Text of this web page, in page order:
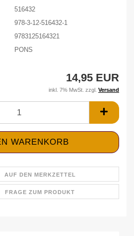
516432
978-3-12-516432-1
9783125164321
PONS
14,95 EUR
inkl. 7% MwSt. zzgl. Versand
AUF DEN MERKZETTEL
FRAGE ZUM PRODUKT